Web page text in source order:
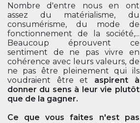
Nombre d'entre nous en ont
assez du matérialisme, du
consumérisme, du mode de
fonctionnement de la société,...
Beaucoup éprouvent ce
sentiment de ne pas vivre en
cohérence avec leurs valeurs, de
ne pas être pleinement qui ils
voudraient être et aspirent à
donner du sens à leur vie plutôt
que de la gagner.
Ce que vous faites n'est pas